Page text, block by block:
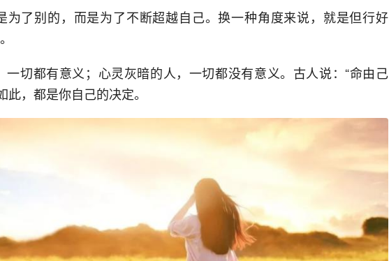
为了别的，而是为了不断超越自己。换一种角度来说，就是但行好
一切都有意义；心灵灰暗的人，一切都没有意义。古人说：“命由己
此，都是你自己的决定。